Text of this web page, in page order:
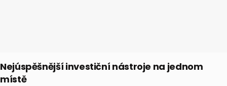
Nejúspěšnější investiční nástroje na jednom
místě